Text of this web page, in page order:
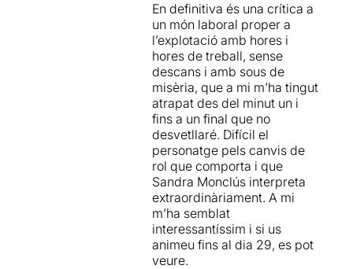
bandes i on cada grada
representa un dels quatre
operaris d’Osiris, empresa
ubicada a Shenzhen,
sotmesos a examen.
L'examinadora amb una
fredor esfereïdora, adreça a
cada un dels operaris atacs
personals i preguntes
agressives i enganyoses
que ells reben en silenci i no
poden rebatre, ja que estan
condemnats a respondre
amb un si o un no, o amb un
número quan la pregunta
porta implícita una nota.
En definitiva és una crítica a
un món laboral proper a
l’explotació amb hores i
hores de treball, sense
descans i amb sous de
misèria, que a mi m’ha tingut
atrapat des del minut un i
fins a un final que no
desvetllaré. Difícil el
personatge pels canvis de
rol que comporta i que
Sandra Monclús interpreta
extraordinàriament. A mi
m’ha semblat
interessantíssim i si us
animeu fins al dia 29, es pot
veure.